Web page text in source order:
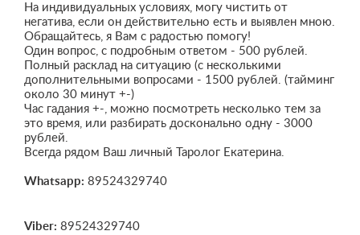
На индивидуальных условиях, могу чистить от
негатива, если он действительно есть и выявлен мною.
Обращайтесь, я Вам с радостью помогу!
Один вопрос, с подробным ответом - 500 рублей.
Полный расклад на ситуацию (с несколькими
дополнительными вопросами - 1500 рублей. (тайминг
около 30 минут +-)
Час гадания +-, можно посмотреть несколько тем за
это время, или разбирать досконально одну - 3000
рублей.
Всегда рядом Ваш личный Таролог Екатерина.
Whatsapp: 89524329740
Viber: 89524329740